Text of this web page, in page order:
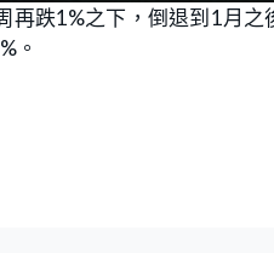
再跌1%之下，倒退到1月
。